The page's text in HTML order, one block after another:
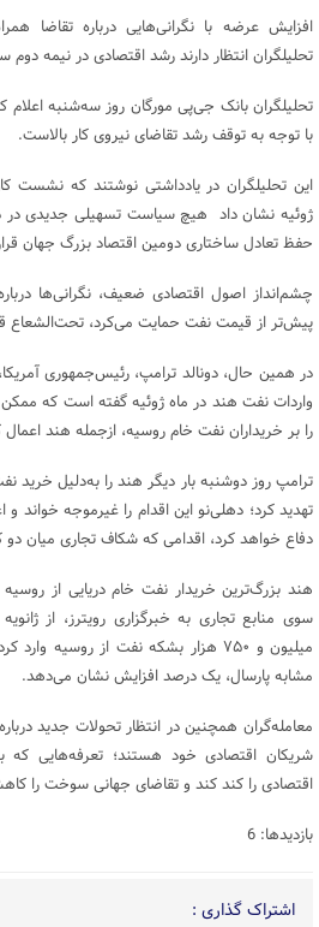
افزایش عرضه با نگرانی‌هایی درباره تقاضا
تحلیلگران انتظار دارند رشد اقتصادی در نیمه
تحلیلگران بانک جی‌پی مورگان روز سه‌شنبه اعلام
با توجه به توقف رشد تقاضای نیروی کار بالاست.
این تحلیلگران در یادداشتی نوشتند که نشست
ژوئیه نشان داد هیچ سیاست تسهیلی جدیدی در
حفظ تعادل ساختاری دومین اقتصاد بزرگ جهان
چشم‌انداز اصول اقتصادی ضعیف، نگرانی‌ها
پیش‌تر از قیمت نفت حمایت می‌کرد، تحت‌الشعاع
را بر خریداران نفت خام روسیه، ازجمله هند اعمال
ترامپ روز دوشنبه بار دیگر هند را به‌دلیل خرید
تهدید کرد؛ دهلی‌نو این اقدام را غیرموجه خواند
دفاع خواهد کرد، اقدامی که شکاف تجاری میان
هند بزرگ‌ترین خریدار نفت خام دریایی از
سوی منابع تجاری به خبرگزاری رویترز، از
میلیون و ۷۵۰ هزار بشکه نفت از
مشابه پارسال، یک درصد افزایش نشان می‌دهد.
معامله‌گران همچنین در انتظار تحولات جدید
شریکان اقتصادی خود هستند؛ تعرفه‌هایی که
اقتصادی را کند کند و تقاضای جهانی سوخت را
بازدیدها: 6
اشتراک گذاری :